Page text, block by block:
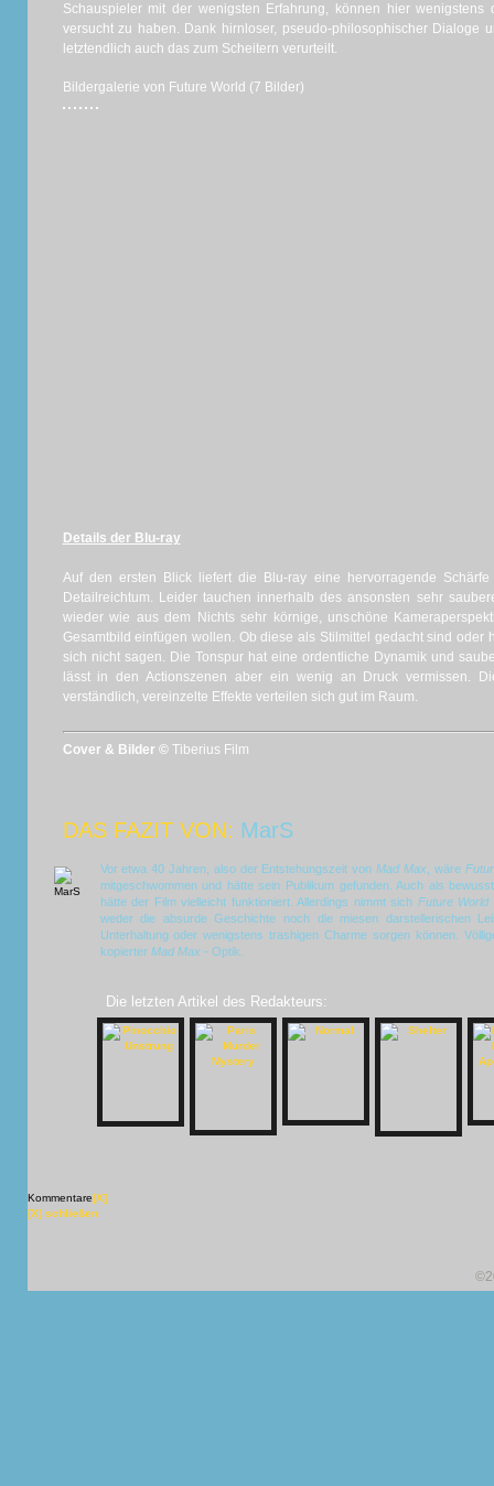
Schauspieler mit der wenigsten Erfahrung, können hier wenigstens
versucht zu haben. Dank hirnloser, pseudo-philosophischer Dialoge
letztendlich auch das zum Scheitern verurteilt.
Bildergalerie von Future World (7 Bilder)
Details der Blu-ray
Auf den ersten Blick liefert die Blu-ray eine hervorragende
Detailreichtum. Leider tauchen innerhalb des ansonsten sehr
wieder wie aus dem Nichts sehr körnige, unschöne
Gesamtbild einfügen wollen. Ob diese als Stilmittel gedacht sind oder
sich nicht sagen. Die Tonspur hat eine ordentliche Dynamik und
lässt in den Actionszenen aber ein wenig an Druck vermissen.
verständlich, vereinzelte Effekte verteilen sich gut im Raum.
Cover & Bilder © Tiberius Film
DAS FAZIT VON: MarS
Vor etwa 40 Jahren, also der Entstehungszeit vonMad Max, wäre
mitgeschwommen und hätte sein Publikum gefunden. Auch als
hätte der Film vielleicht funktioniert. Allerdings nimmt sich Future World
weder die absurde Geschichte noch die miesen darstellerischen
Unterhaltung oder wenigstens trashigen Charme sorgen können.
kopierter Mad Max- Optik.
Die letzten Artikel des Redakteurs:
Kommentare[X]
[X] schließen